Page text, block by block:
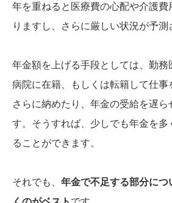
年を重ねると医療費の心配や介護費
りますし、さらに厳しい状況が予測
年金額を上げる手段としては、勤務
病院に在籍、もしくは転籍して仕事
さらに納めたり、年金の受給を遅
す。そうすれば、少しでも年金を多
ることができます。
それでも、 年金で不足する部分につ